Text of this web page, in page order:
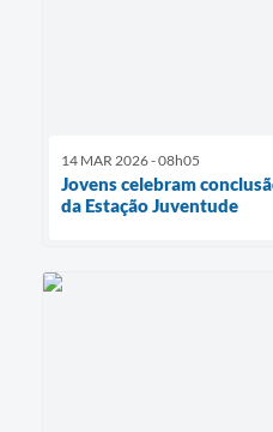
14 MAR 2026 - 08h05
Jovens celebram
da Estação Juventude